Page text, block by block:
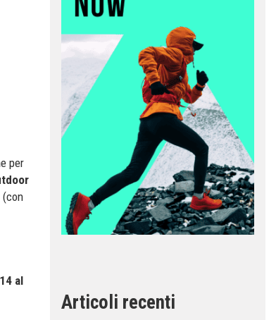
per
(con
al
Articoli recenti